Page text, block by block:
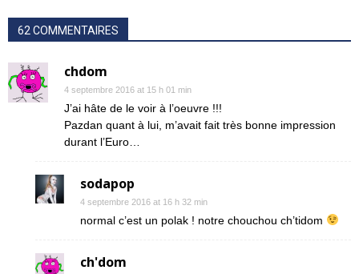
62 COMMENTAIRES
chdom
4 septembre 2016 at 15 h 01 min
J’ai hâte de le voir à l’oeuvre !!!
Pazdan quant à lui, m’avait fait très bonne impression
durant l’Euro…
sodapop
4 septembre 2016 at 16 h 32 min
normal c’est un polak ! notre chouchou ch’tidom
ch'dom